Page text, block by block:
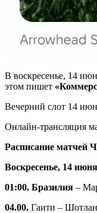
В воскресенье, 14
этом пишет
Вечерний слот 14
Онлайн-трансляция
Расписание матчей
Воскресенье, 14 июня
01:00. Бразилия –
04.00. Гаити –